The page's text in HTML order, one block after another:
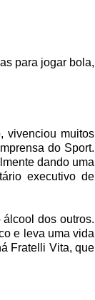
para jogar bola,
vivenciou muitos
do Sport.
dando uma
executivo de
dos outros.
e leva uma vida
Fratelli Vita, que